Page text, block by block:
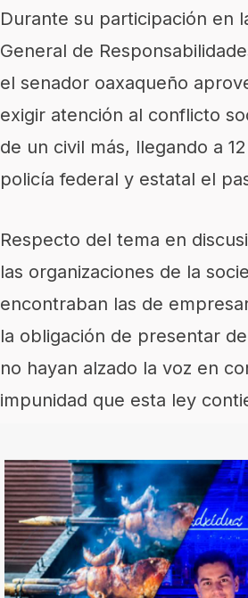
Durante su participación en
General de
el senador oaxaqueño
exigir atención al conflicto
de un civil más, llegando a
policía federal y estatal el
Respecto del tema en
las organizaciones de la
encontraban las de
la obligación de presentar
no hayan alzado la voz en
impunidad que esta ley